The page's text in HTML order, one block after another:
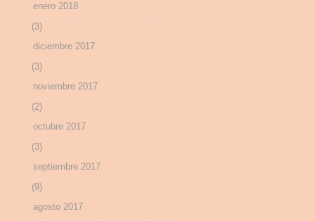
enero 2018
(3)
diciembre 2017
(3)
noviembre 2017
(2)
octubre 2017
(3)
septiembre 2017
(9)
agosto 2017